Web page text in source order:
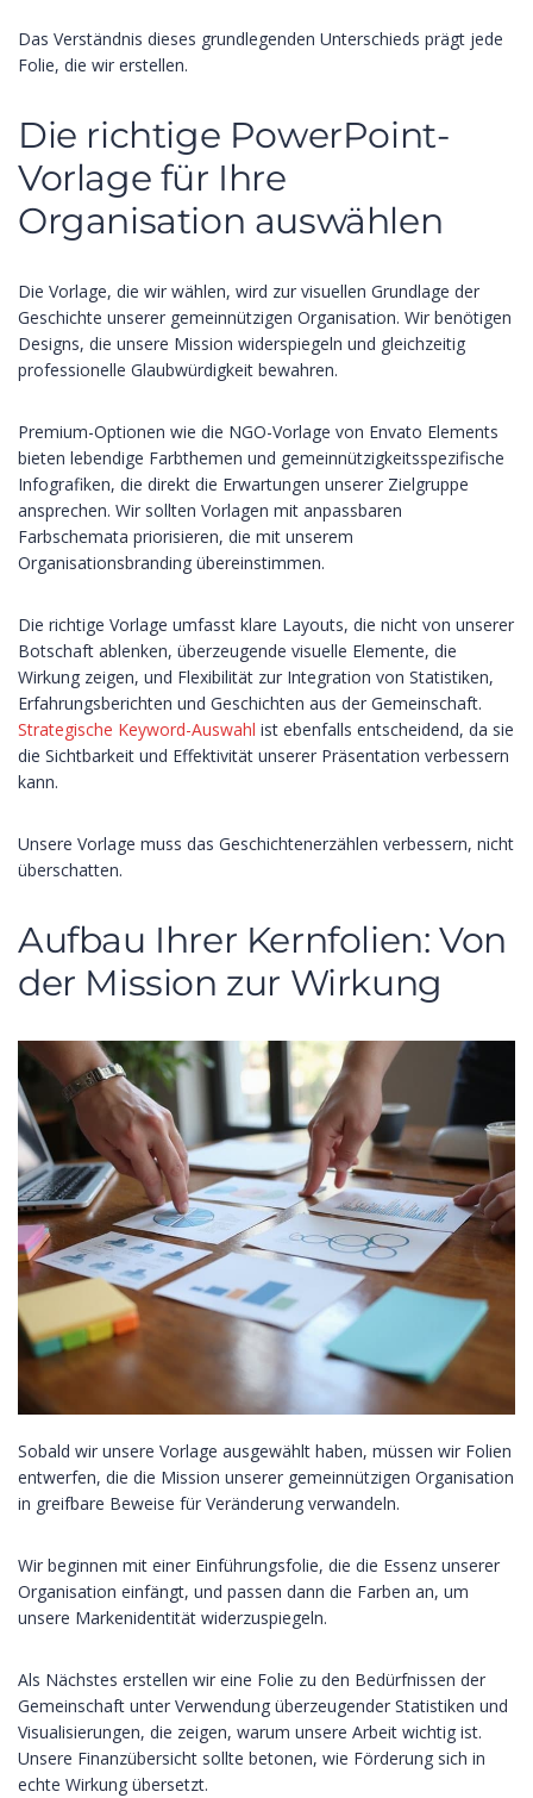
Das Verständnis dieses grundlegenden Unterschieds prägt jede
Folie, die wir erstellen.
Die richtige PowerPoint-
Vorlage für Ihre
Organisation auswählen
Die Vorlage, die wir wählen, wird zur visuellen Grundlage der
Geschichte unserer gemeinnützigen Organisation. Wir benötigen
Designs, die unsere Mission widerspiegeln und gleichzeitig
professionelle Glaubwürdigkeit bewahren.
Premium-Optionen wie die NGO-Vorlage von Envato Elements
bieten lebendige Farbthemen und gemeinnützigkeitsspezifische
Infografiken, die direkt die Erwartungen unserer Zielgruppe
ansprechen. Wir sollten Vorlagen mit anpassbaren
Farbschemata priorisieren, die mit unserem
Organisationsbranding übereinstimmen.
Die richtige Vorlage umfasst klare Layouts, die nicht von unserer
Botschaft ablenken, überzeugende visuelle Elemente, die
Wirkung zeigen, und Flexibilität zur Integration von Statistiken,
Erfahrungsberichten und Geschichten aus der Gemeinschaft.
Strategische Keyword-Auswahl ist ebenfalls entscheidend, da sie
die Sichtbarkeit und Effektivität unserer Präsentation verbessern
kann.
Unsere Vorlage muss das Geschichtenerzählen verbessern, nicht
überschatten.
Aufbau Ihrer Kernfolien: Von
der Mission zur Wirkung
Sobald wir unsere Vorlage ausgewählt haben, müssen wir Folien
entwerfen, die die Mission unserer gemeinnützigen Organisation
in greifbare Beweise für Veränderung verwandeln.
Wir beginnen mit einer Einführungsfolie, die die Essenz unserer
Organisation einfängt, und passen dann die Farben an, um
unsere Markenidentität widerzuspiegeln.
Als Nächstes erstellen wir eine Folie zu den Bedürfnissen der
Gemeinschaft unter Verwendung überzeugender Statistiken und
Visualisierungen, die zeigen, warum unsere Arbeit wichtig ist.
Unsere Finanzübersicht sollte betonen, wie Förderung sich in
echte Wirkung übersetzt.